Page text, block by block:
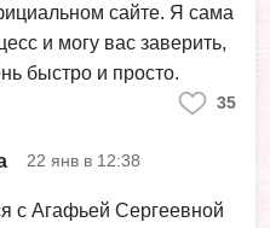
сайте. Я сама
и могу вас заверить,
быстро и просто.
35
22 янв в 12:38
с Агафьей Сергеевной